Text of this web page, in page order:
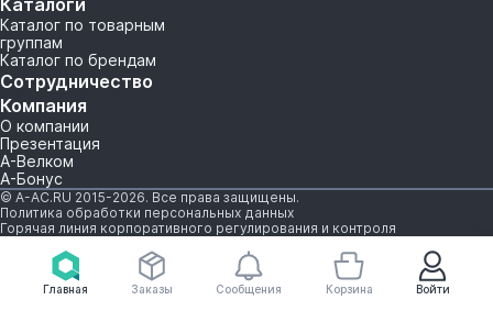
Главная Войти
Заказы Сообщения Корзина
Каталоги
Каталог по товарным
группам
Каталог по брендам
Сотрудничество
Компания
О компании
Презентация
А-Велком
А-Бонус
© A-AC.RU 2015-2026. Все права защищены.
Политика обработки персональных данных
Горячая линия корпоративного регулирования и контроля